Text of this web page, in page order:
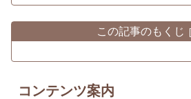
この記事のもくじ
コンテンツ案内